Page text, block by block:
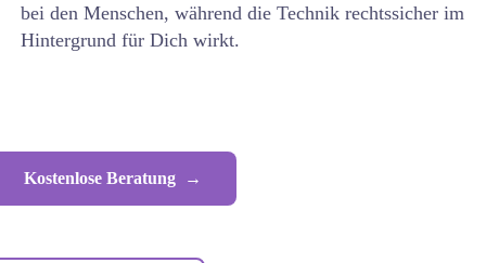
bei den Menschen, während die Technik rechtssicher im
Hintergrund für Dich wirkt.
Kostenlose Beratung →